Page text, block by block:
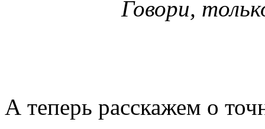
Говори,
А теперь расскажем о